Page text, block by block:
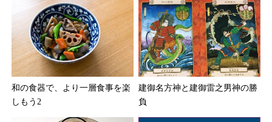
和の食器で、より一層食事を楽
しもう2
建御名方神と建御雷之男神の勝
負